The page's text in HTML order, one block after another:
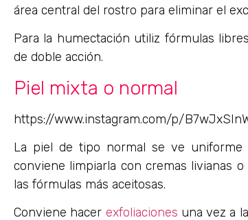
área central del rostro para eliminar el
Para la humectación utiliz fórmulas
de doble acción.
Piel mixta o normal
https://www.instagram.com/p/
La piel de tipo normal se ve uniforme
conviene limpiarla con cremas livianas
las fórmulas más aceitosas.
Conviene hacer exfoliaciones una vez a